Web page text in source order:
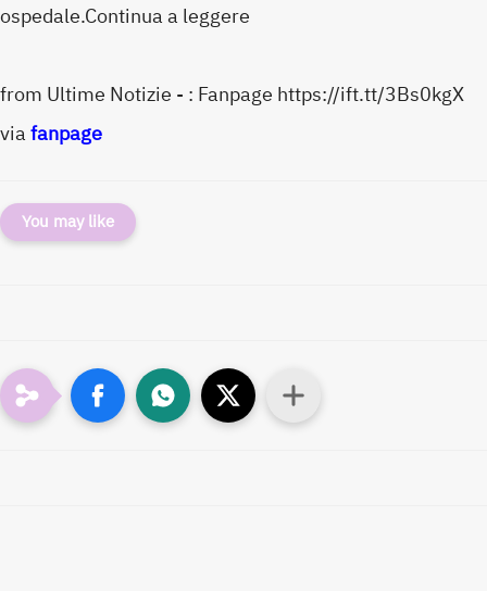
ospedale.Continua a leggere
from Ultime Notizie - : Fanpage https://ift.tt/3Bs0kgX
viafanpage
You may like